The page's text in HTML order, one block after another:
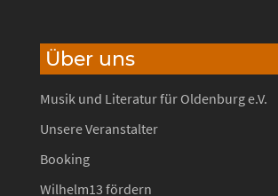
Über uns
Musik und Literatur für Oldenburg e.V.
Unsere Veranstalter
Booking
Wilhelm13 fördern